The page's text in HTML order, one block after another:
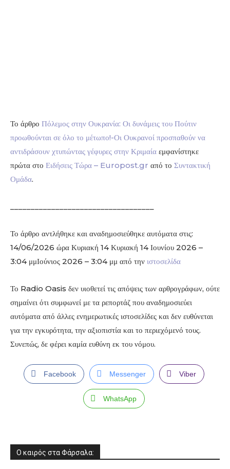
Το άρθρο Πόλεμος στην Ουκρανία: Οι δυνάμεις του Πούτιν
προωθούνται σε όλο το μέτωπο!-Οι Ουκρανοί προσπαθούν να
αντιδράσουν χτυπώντας γέφυρες στην Κριμαία εμφανίστηκε
πρώτα στο Ειδήσεις Τώρα – Europost.gr από το Συντακτική
Ομάδα.
Το άρθρο αντλήθηκε και αναδημοσιεύθηκε αυτόματα στις:
14/06/2026 ώρα Κυριακή 14 Κυριακή 14 Ιουνίου 2026 –
3:04 μμΙούνιος 2026 – 3:04 μμ από την ιστοσελίδα
Το Radio Oasis δεν υιοθετεί τις απόψεις των αρθρογράφων, ούτε
σημαίνει ότι συμφωνεί με τα ρεπορτάζ που αναδημοσιεύει
αυτόματα από άλλες ενημερωτικές ιστοσελίδες και δεν ευθύνεται
για την εγκυρότητα, την αξιοπιστία και το περιεχόμενό τους.
Συνεπώς, δε φέρει καμία ευθύνη εκ του νόμου.
Facebook Messenger Viber
WhatsApp
Ο καιρός στα Φάρσαλα: